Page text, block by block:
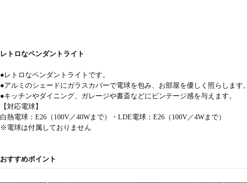
レトロなペンダントライト
●レトロなペンダントライトです。
●アルミのシェードにガラスカバーで電球を包み、お部屋を優しく照らします。
●キッチンやダイニング、ガレージや書斎などにビンテージ感を与えます。
【対応電球】
白熱電球：E26（100V／40Wまで）・LDE電球：E26（100V／4Wまで）
※電球は付属しておりません
おすすめポイント